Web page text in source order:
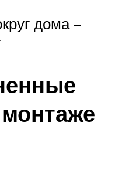
дома –